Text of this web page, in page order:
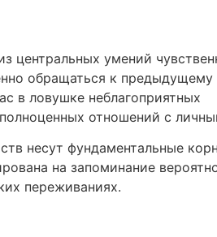
центральных умений
обращаться к предыдущему
в ловушке неблагоприятных
отношений с
несут фундаментальные
на запоминание
переживаниях.